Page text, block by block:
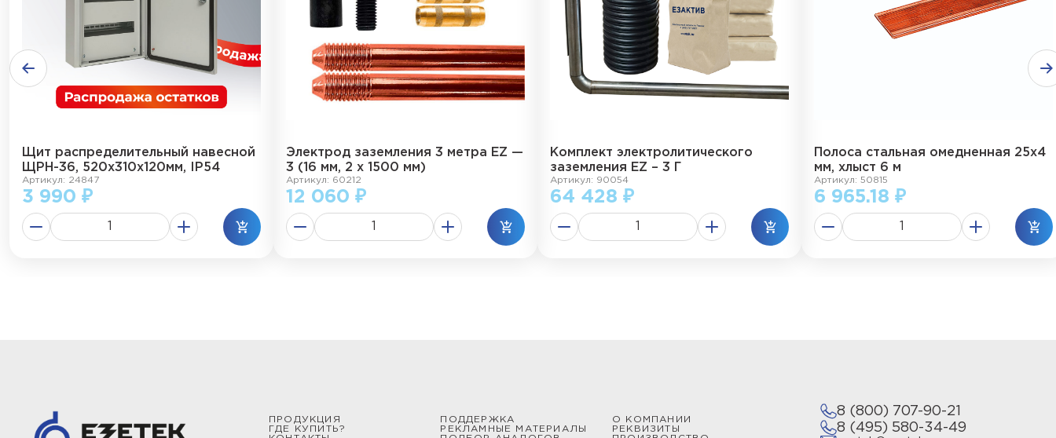
Щит распределительный навесной
ЩРН-36, 520х310х120мм, IP54
Артикул: 24847
3 990 ₽
Электрод заземления 3 метра EZ —
3 (16 мм, 2 х 1500 мм)
Артикул: 60212
12 060 ₽
Комплект электролитического
заземления EZ – 3 Г
Артикул: 90054
64 428 ₽
Полоса стальная омедненная 25х4
мм, хлыст 6 м
Артикул: 50815
6 965.18 ₽
ПРОДУКЦИЯ
ГДЕ КУПИТЬ?
ПОДДЕРЖКА
РЕКЛАМНЫЕ МАТЕРИАЛЫ
О КОМПАНИИ
РЕКВИЗИТЫ
8 (800) 707-90-21
8 (495) 580-34-49